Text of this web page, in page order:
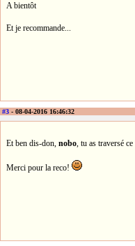
A bientôt
Et je recommande...
#3 - 08-04-2016 16:46:32
Et ben dis-don, nobo, tu as traversé
Merci pour la reco!